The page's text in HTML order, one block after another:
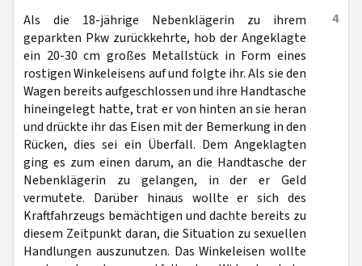
4
Als die 18-jährige Nebenklägerin zu ihrem
geparkten Pkw zurückkehrte, hob der Angeklagte
ein 20-30 cm großes Metallstück in Form eines
rostigen Winkeleisens auf und folgte ihr. Als sie den
Wagen bereits aufgeschlossen und ihre Handtasche
hineingelegt hatte, trat er von hinten an sie heran
und drückte ihr das Eisen mit der Bemerkung in den
Rücken, dies sei ein Überfall. Dem Angeklagten
ging es zum einen darum, an die Handtasche der
Nebenklägerin zu gelangen, in der er Geld
vermutete. Darüber hinaus wollte er sich des
Kraftfahrzeugs bemächtigen und dachte bereits zu
diesem Zeitpunkt daran, die Situation zu sexuellen
Handlungen auszunutzen. Das Winkeleisen wollte